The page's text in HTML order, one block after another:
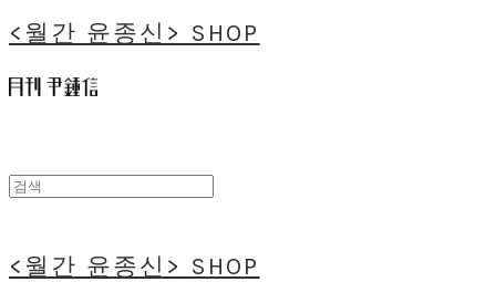
<월간 윤종신> SHOP
<월간 윤종신> SHOP